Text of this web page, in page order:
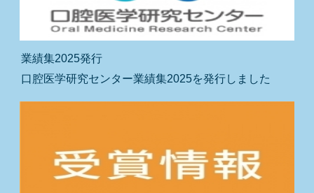
業績集2025発行
口腔医学研究センター業績集2025を発行しました